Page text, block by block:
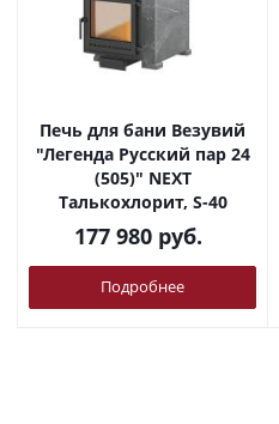
Печь для бани Везувий
"Легенда Русский пар 24
(505)" NEXT
Талькохлорит, S-40
177 980 руб.
Подробнее